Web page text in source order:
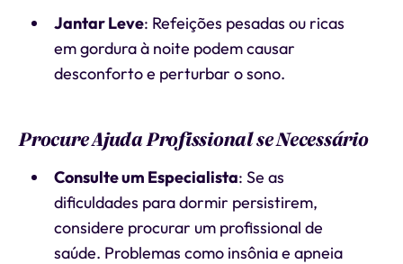
Jantar Leve: Refeições pesadas ou ricas
em gordura à noite podem causar
desconforto e perturbar o sono.
Procure Ajuda Profissional se Necessário
Consulte um Especialista: Se as
dificuldades para dormir persistirem,
considere procurar um profissional de
saúde. Problemas como insônia e apneia